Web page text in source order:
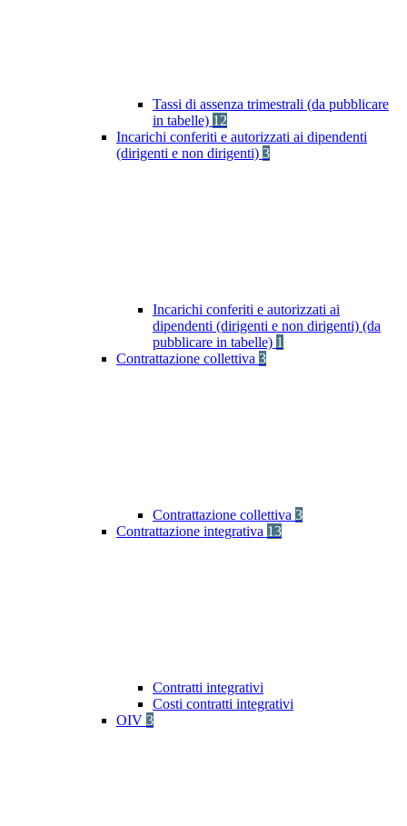
Tassi di assenza trimestrali (da pubblicare
in tabelle) 12
Incarichi conferiti e autorizzati ai dipendenti
(dirigenti e non dirigenti) 3
Incarichi conferiti e autorizzati ai
dipendenti (dirigenti e non dirigenti) (da
pubblicare in tabelle) 1
Contrattazione collettiva 3
Contrattazione collettiva 3
Contrattazione integrativa 13
Contratti integrativi
Costi contratti integrativi
OIV 3